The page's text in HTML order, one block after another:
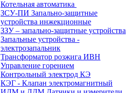
Котельная автоматика
ЗСУ-ПИ Запально-защитные
устройства инжекционные
ЗЗУ – запально-защитные устройства
Запальные устройства -
электрозапальник
Трансформатор розжига ИВН
Управление горением
Контрольный электрод КЭ
КЭГ - Клапан электромагнитный